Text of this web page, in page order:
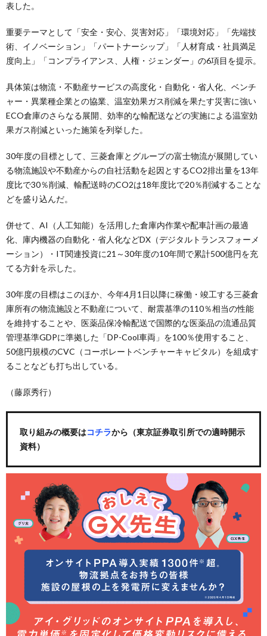
表した。
重要テーマとして「安全・安心、災害対応」「環境対応」「先端技
術、イノベーション」「パートナーシップ」「人材育成・社員満足
度向上」「コンプライアンス、人権・ジェンダー」の6項目を提示。
具体策は物流・不動産サービスの高度化・自動化・省人化、ベンチ
ャー・異業種企業との協業、温室効果ガス削減を果たす災害に強い
ECO倉庫のさらなる展開、効率的な輸配送などの実施による温室効
果ガス削減といった施策を列挙した。
30年度の目標として、三菱倉庫とグループの富士物流が展開してい
る物流施設や不動産からの自社活動を起因とするCO2排出量を13年
度比で30％削減、輸配送時のCO2は18年度比で20％削減することな
どを盛り込んだ。
併せて、AI（人工知能）を活用した倉庫内作業や配車計画の最適
化、庫内機器の自動化・省人化などDX（デジタルトランスフォーメ
ーション）・IT関連投資に21～30年度の10年間で累計500億円を充
てる方針を示した。
30年度の目標はこのほか、今年4月1日以降に稼働・竣工する三菱倉
庫所有の物流施設と不動産について、耐震基準の110％相当の性能
を維持することや、医薬品保冷輸配送で国際的な医薬品の流通品質
管理基準GDPに準拠した「DP-Cool車両」を100％使用すること、
50億円規模のCVC（コーポレートベンチャーキャピタル）を組成す
ることなども打ち出している。
（藤原秀行）
取り組みの概要はコチラから（東京証券取引所での適時開示
資料）